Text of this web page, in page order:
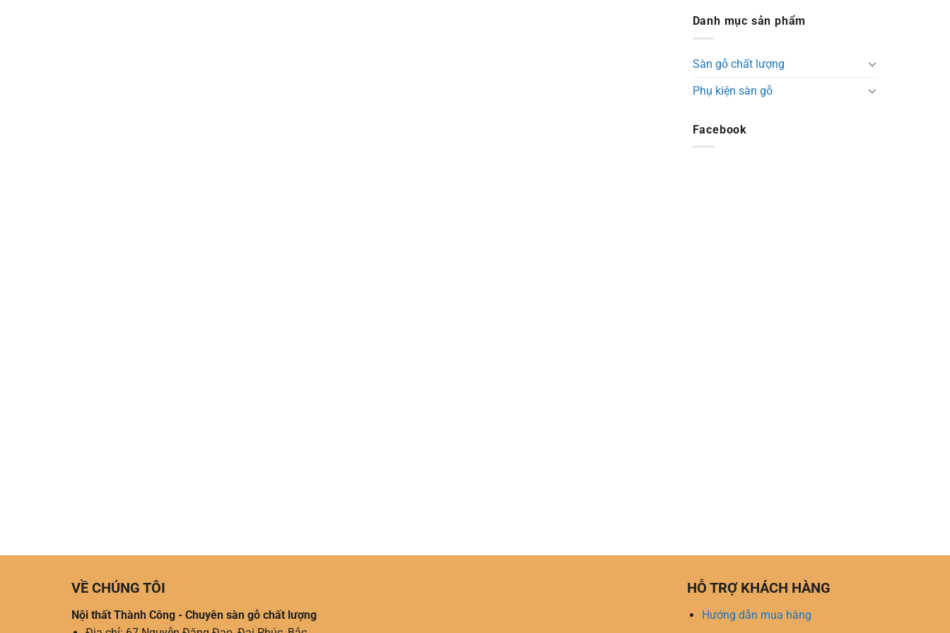
Danh mục sản phẩm
Sàn gỗ chất lượng
Phụ kiện sàn gỗ
Facebook
VỀ CHÚNG TÔI
Nội thất Thành Công - Chuyên sàn gỗ chất lượng
HỖ TRỢ KHÁCH HÀNG
Hướng dẫn mua hàng